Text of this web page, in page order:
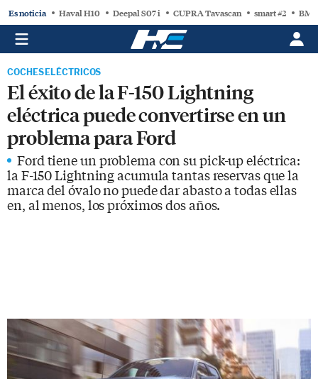
Es noticia Haval H10 Deepal S07 i CUPRA Tavascan smart #2
COCHES ELÉCTRICOS
El éxito de la F-150 Lightning
eléctrica puede convertirse en un
problema para Ford
Ford tiene un problema con su pick-up eléctrica:
la F-150 Lightning acumula tantas reservas que la
marca del óvalo no puede dar abasto a todas ellas
en, al menos, los próximos dos años.